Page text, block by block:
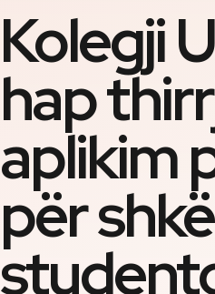
Kolegji
hap
aplikim
për